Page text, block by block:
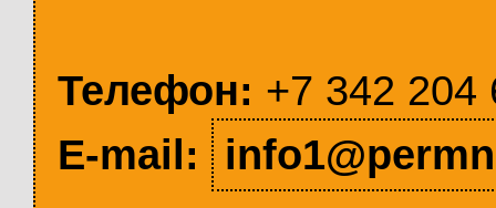
Телефон: +7 342 204
E-mail: